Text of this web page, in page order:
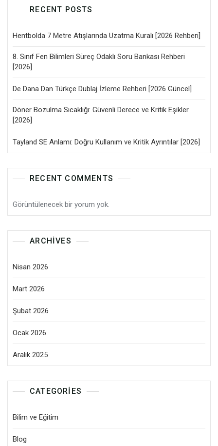
RECENT POSTS
Hentbolda 7 Metre Atışlarında Uzatma Kuralı [2026 Rehberi]
8. Sınıf Fen Bilimleri Süreç Odaklı Soru Bankası Rehberi
[2026]
De Dana Dan Türkçe Dublaj İzleme Rehberi [2026 Güncel]
Döner Bozulma Sıcaklığı: Güvenli Derece ve Kritik Eşikler
[2026]
Tayland SE Anlamı: Doğru Kullanım ve Kritik Ayrıntılar [2026]
RECENT COMMENTS
Görüntülenecek bir yorum yok.
ARCHIVES
Nisan 2026
Mart 2026
Şubat 2026
Ocak 2026
Aralık 2025
CATEGORIES
Bilim ve Eğitim
Blog